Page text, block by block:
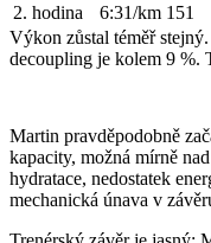
2. hodina
6:31/km 151
Výkon zůstal téměř
decoupling je kolem 9 %.
Martin pravděpodobně
kapacity, možná mírně
hydratace, nedostatek
mechanická únava v